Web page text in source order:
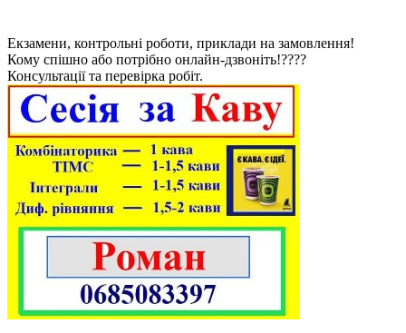
Екзамени, контрольні роботи, приклади на замовлення!
Кому спішно або потрібно онлайн-дзвоніть!????
Консультації та перевірка робіт.